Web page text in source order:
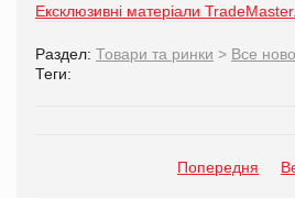
Ексклюзивні матеріали
Раздел: Товари та ринки > Все
Теги:
Попередня